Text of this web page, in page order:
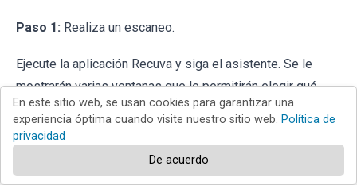
Paso 1: Realiza un escaneo.
Ejecute la aplicación Recuva y siga el asistente. Se le
mostrarán varias ventanas que le permitirán elegir qué
tipo de archivo buscar, qué ubicaciones se deben
escanear, etc. Todo lo que necesita hacer es seleccionar
las opciones que está buscando e iniciar el escaneo. Le
recomendamos que habilite el "Análisis Profundo"
En este sitio web, se usan cookies para garantizar una
experiencia óptima cuando visite nuestro sitio web. Política de
privacidad
De acuerdo